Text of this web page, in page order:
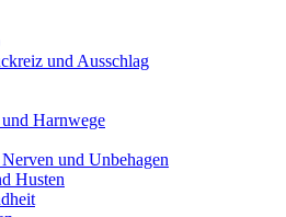
und Ausschlag
Harnwege
und Unbehagen
Husten